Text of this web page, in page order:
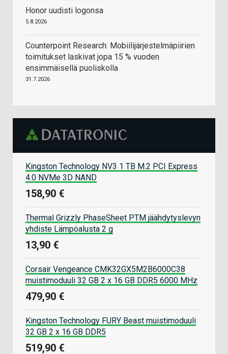
Honor uudisti logonsa
5.8.2026
Counterpoint Research: Mobiilijärjestelmäpiirien
toimitukset laskivat jopa 15 % vuoden
ensimmäisellä puoliskolla
31.7.2026
Kingston Technology NV3 1 TB M.2 PCI Express
4.0 NVMe 3D NAND
158,90 €
Thermal Grizzly PhaseSheet PTM jäähdytyslevyn
yhdiste Lämpöalusta 2 g
13,90 €
Corsair Vengeance CMK32GX5M2B6000C38
muistimoduuli 32 GB 2 x 16 GB DDR5 6000 MHz
479,90 €
Kingston Technology FURY Beast muistimoduuli
32 GB 2 x 16 GB DDR5
519,90 €